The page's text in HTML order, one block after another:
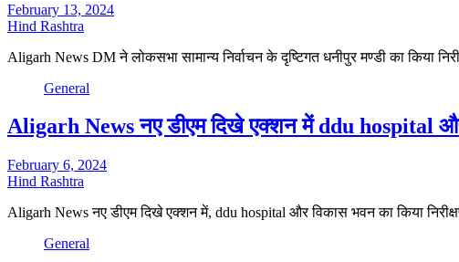
February 13, 2024
Hind Rashtra
Aligarh News DM ने लोकसभा सामान्य निर्वाचन के दृष्टिगत धनीपुर मण्डी का किया
General
Aligarh News नए डीएम दिखे एक्शन में ddu hospital और
February 6, 2024
Hind Rashtra
Aligarh News नए डीएम दिखे एक्शन में, ddu hospital और विकास भवन का किया
General